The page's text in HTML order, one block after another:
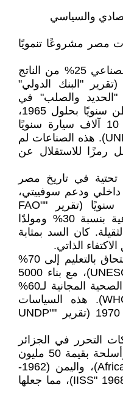
والسياسي
مصر مشروعًا تنمويًا
التصنيع الوطني: شكّل القطاع الصناعي 25% من الناتج
المحلي الإجمالي بحلول 1960 (تقرير "البنك الدولي"
"الحديد والصلب" في
حلوان التي أنتجت 1.5 مليون طن سنويًا بحلول 1965،
و"النصر للسيارات" التي أنتجت 10 آلاف سيارة سنويًا
بحلول 1970 (تقرير "UNIDO" 1972). هذه الصناعات لم
رمزًا للاستقلال عن
تحتية في تاريخ مصر
في 1971 بتمويل داخلي ودعم سوفييتي،
وأنتج 12 مليار كيلوواط/ساعة سنويًا (تقرير "FAO"
1970)، مضاعفًا الأراضي الزراعية بنسبة 30% ومولدًا
كان السد بمثابة
الذاتي.
التعليم والصحة: ارتفع معدل الالتحاق بالتعليم إلى 70%
بحلول 1965 (تقرير "UNESCO" 1966)، مع بناء 5000
مدرسة جديدة، وأُتيحت الرعاية الصحية المجانية لـ60%
من السكان (تقرير "WHO" 1965). هذه السياسات
قلصت الفقر إلى 10% بحلول 1970 (تقرير "UNDP"
التحرر في الجزائر
(1954-1962) بـ10 آلاف جندي وأسلحة بقيمة 50 مليون
دولار (تقرير "Africa Institute" 1963)، واليمن (1962-
1967) بـ70 ألف جندي (تقرير "IISS" 1968)، مما جعلها